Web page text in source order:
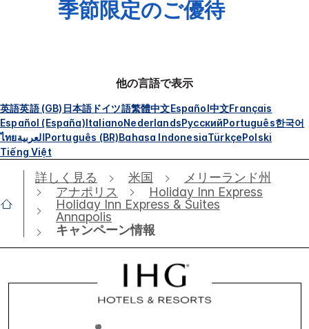
季節限定のご優待
他の言語で表示
英語英語 (GB) 日本語 ドイツ語繁體中文Español中文Français
Español (España)ItalianoNederlandsРусскийPortuguês한국어
ไทยالعربيةPortuguês (BR)Bahasa IndonesiaTürkçePolski
Tiếng Việt
詳しく見る 米国
メリーランド州
アナポリス
Holiday Inn Express
Holiday Inn Express & Suites
Annapolis
キャンペーン情報